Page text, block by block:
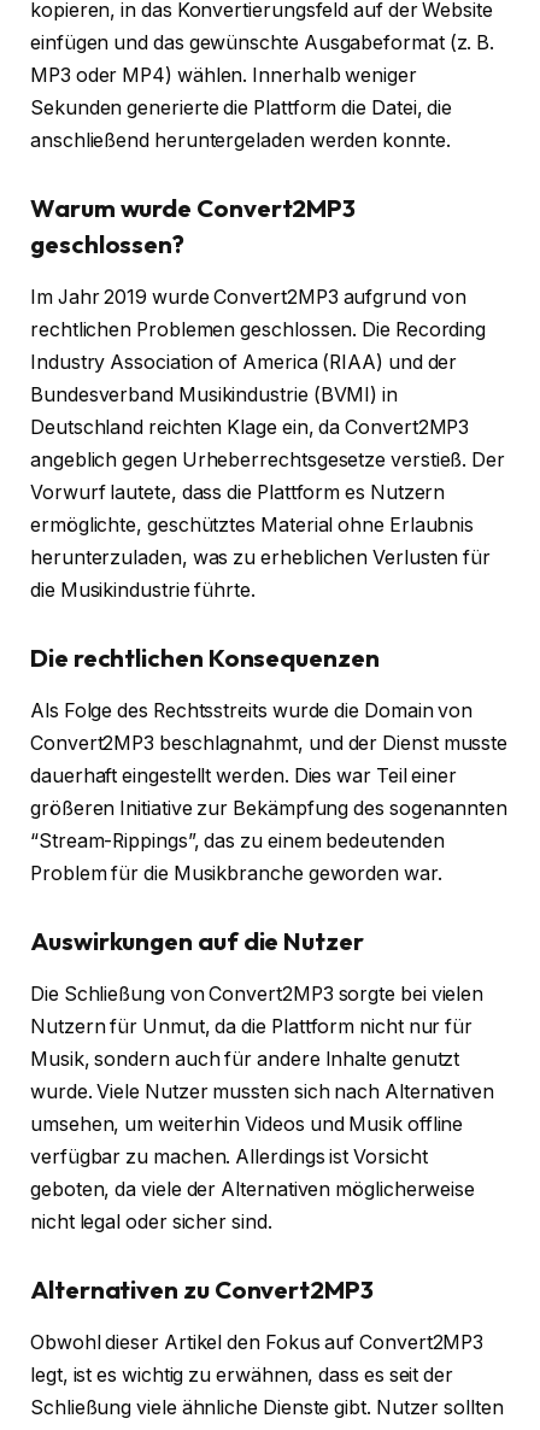
kopieren, in das Konvertierungsfeld auf der Website
einfügen und das gewünschte Ausgabeformat (z. B.
MP3 oder MP4) wählen. Innerhalb weniger
Sekunden generierte die Plattform die Datei, die
anschließend heruntergeladen werden konnte.
Warum wurde Convert2MP3
geschlossen?
Im Jahr 2019 wurde Convert2MP3 aufgrund von
rechtlichen Problemen geschlossen. Die Recording
Industry Association of America (RIAA) und der
Bundesverband Musikindustrie (BVMI) in
Deutschland reichten Klage ein, da Convert2MP3
angeblich gegen Urheberrechtsgesetze verstieß. Der
Vorwurf lautete, dass die Plattform es Nutzern
ermöglichte, geschütztes Material ohne Erlaubnis
herunterzuladen, was zu erheblichen Verlusten für
die Musikindustrie führte.
Die rechtlichen Konsequenzen
Als Folge des Rechtsstreits wurde die Domain von
Convert2MP3 beschlagnahmt, und der Dienst musste
dauerhaft eingestellt werden. Dies war Teil einer
größeren Initiative zur Bekämpfung des sogenannten
“Stream-Rippings”, das zu einem bedeutenden
Problem für die Musikbranche geworden war.
Auswirkungen auf die Nutzer
Die Schließung von Convert2MP3 sorgte bei vielen
Nutzern für Unmut, da die Plattform nicht nur für
Musik, sondern auch für andere Inhalte genutzt
wurde. Viele Nutzer mussten sich nach Alternativen
umsehen, um weiterhin Videos und Musik offline
verfügbar zu machen. Allerdings ist Vorsicht
geboten, da viele der Alternativen möglicherweise
nicht legal oder sicher sind.
Alternativen zu Convert2MP3
Obwohl dieser Artikel den Fokus auf Convert2MP3
legt, ist es wichtig zu erwähnen, dass es seit der
Schließung viele ähnliche Dienste gibt. Nutzer sollten